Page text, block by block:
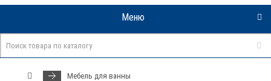
Меню
Мебель для ванны